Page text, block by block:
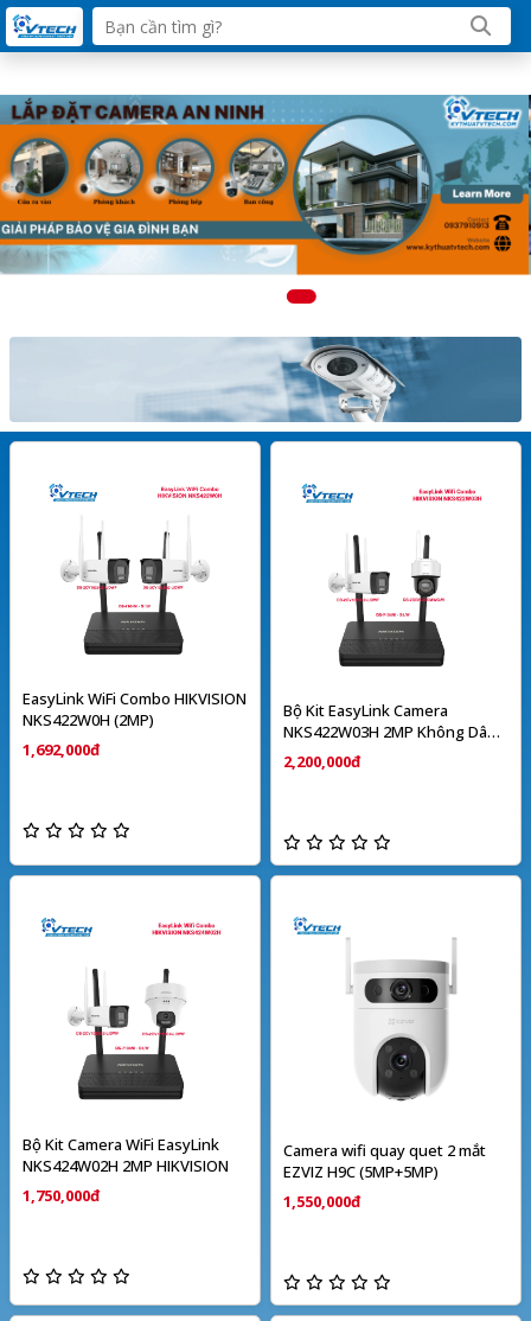
EasyLink WiFi Combo HIKVISION
NKS422W0H (2MP)
1,692,000đ
Bộ Kit EasyLink Camera
NKS422W03H 2MP Không Dây
HIKVISION
2,200,000đ
Bộ Kit Camera WiFi EasyLink
NKS424W02H 2MP HIKVISION
1,750,000đ
Camera wifi quay quet 2 mắt
EZVIZ H9C (5MP+5MP)
1,550,000đ